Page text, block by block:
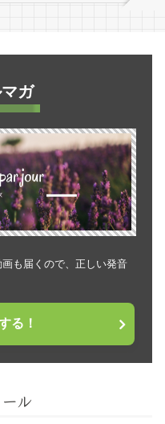
ガ
も届くので、正しい発音
る！
ル